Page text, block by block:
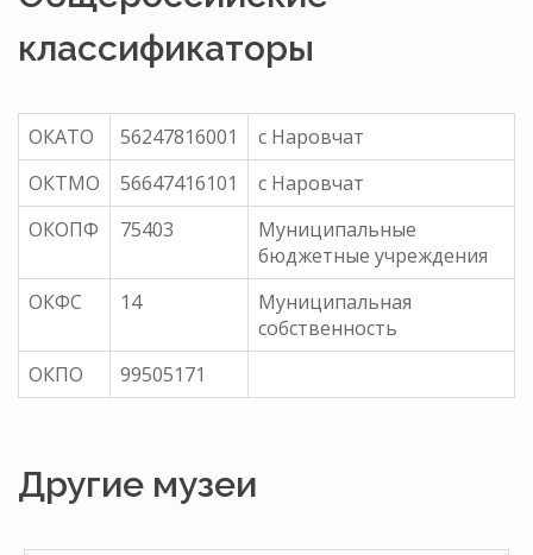
классификаторы
ОКАТО 56247816001
с Наровчат
ОКТМО
56647416101
с Наровчат
ОКОПФ
75403
Муниципальные
бюджетные учреждения
ОКФС
14
Муниципальная
собственность
ОКПО
99505171
Другие музеи